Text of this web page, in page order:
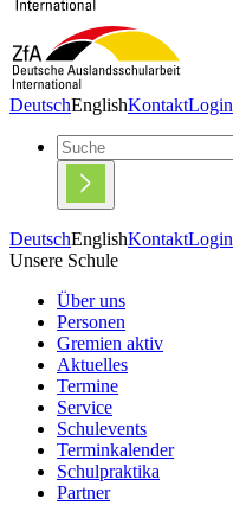
DeutschEnglishKontaktLogin
DeutschEnglishKontaktLogin
Unsere Schule
Über uns
Personen
Gremien aktiv
Aktuelles
Termine
Service
Schulevents
Terminkalender
Schulpraktika
Partner